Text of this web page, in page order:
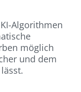
Algorithmen
möglich
und dem